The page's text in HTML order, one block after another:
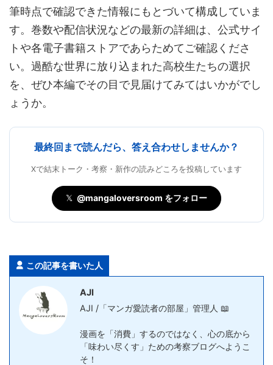
筆時点で確認できた情報にもとづいて構成していま
す。巻数や配信状況などの最新の詳細は、公式サイ
トや各電子書籍ストアであらためてご確認くださ
い。過酷な世界に放り込まれた高校生たちの選択
を、ぜひ本編でその目で見届けてみてはいかがでし
ょうか。
最終回まで読んだら、答え合わせしませんか？
Xで結末トーク・考察・新作の読みどころを投稿しています
𝕏 @mangaloversroom をフォロー
この記事を書いた人
AJI
AJI /「マンガ愛読者の部屋」管理人 📖
漫画を「消費」するのではなく、心の底から
「味わい尽くす」ための考察ブログへようこ
そ！